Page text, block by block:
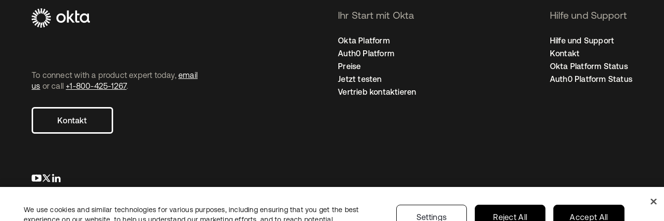
To connect with a product expert today, email
us or call +1-800-425-1267.
Kontakt
wird in einer neuen Registerkarte geöffnet
wird in einer neuen Registerkarte geöffnet
Ihr Start mit Okta
Okta Platform
Auth0 Platform
Preise
Jetzt testen
Vertrieb kontaktieren
Hilfe und Support
Hilfe und Support
Kontakt
Okta Platform Status
Auth0 Platform Status
RechtDatenschutzrichtlinieNutzungsbedingungenSicherheit Cookie-Einstellungen Ihre Datenschutzoptionen Germany
Copyright © 2026 Okta. Alle Rechte vorbehalten.
We use cookies and similar technologies for various purposes, including ensuring that you get the best
Settings Reject All Accept All